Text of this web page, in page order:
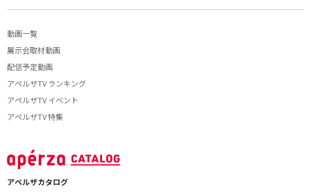
動画一覧
展示会取材動画
配信予定動画
アペルザTV ランキング
アペルザTV イベント
アペルザTV 特集
アペルザカタログ